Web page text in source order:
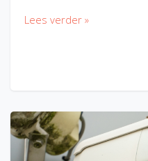
Lees verder »